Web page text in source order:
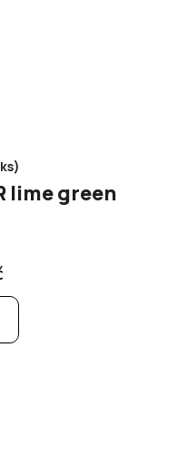
lime green